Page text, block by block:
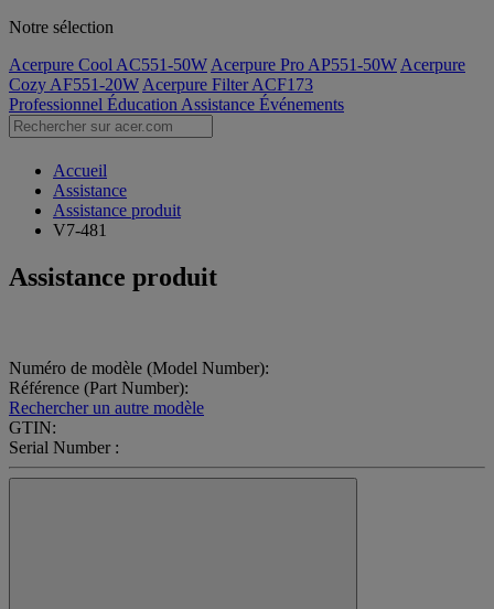
Notre sélection
Acerpure Cool AC551-50W Acerpure Pro AP551-50W Acerpure
Cozy AF551-20W Acerpure Filter ACF173
Professionnel Éducation Assistance Événements
Accueil
Assistance
Assistance produit
V7-481
Assistance produit
Numéro de modèle (Model Number):
Référence (Part Number):
Rechercher un autre modèle
GTIN:
Serial Number :